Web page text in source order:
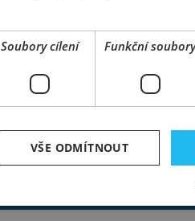
délka
ovládání stavitelného
POZNÁMKY:Technické
Soubory cílení Funkční
VŠE ODMÍTNOUT